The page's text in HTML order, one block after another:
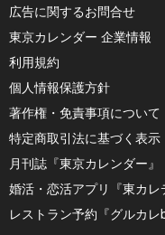
広告に関するお問合せ
東京カレンダー 企業情報
利用規約
個人情報保護方針
著作権・免責事項について
特定商取引法に基づく表示
月刊誌『東京カレンダー』
婚活・恋活アプリ『東カレ
レストラン予約『グルカレ